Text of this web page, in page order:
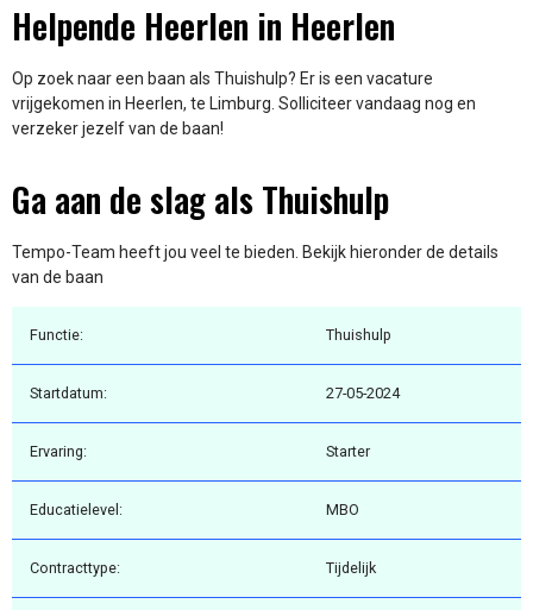
Helpende Heerlen in Heerlen
Op zoek naar een baan als Thuishulp? Er is een vacature
vrijgekomen in Heerlen, te Limburg. Solliciteer vandaag nog en
verzeker jezelf van de baan!
Ga aan de slag als Thuishulp
Tempo-Team heeft jou veel te bieden. Bekijk hieronder de details
van de baan
Functie: Thuishulp
Startdatum: 27-05-2024
Ervaring: Starter
Educatielevel: MBO
Contracttype: Tijdelijk